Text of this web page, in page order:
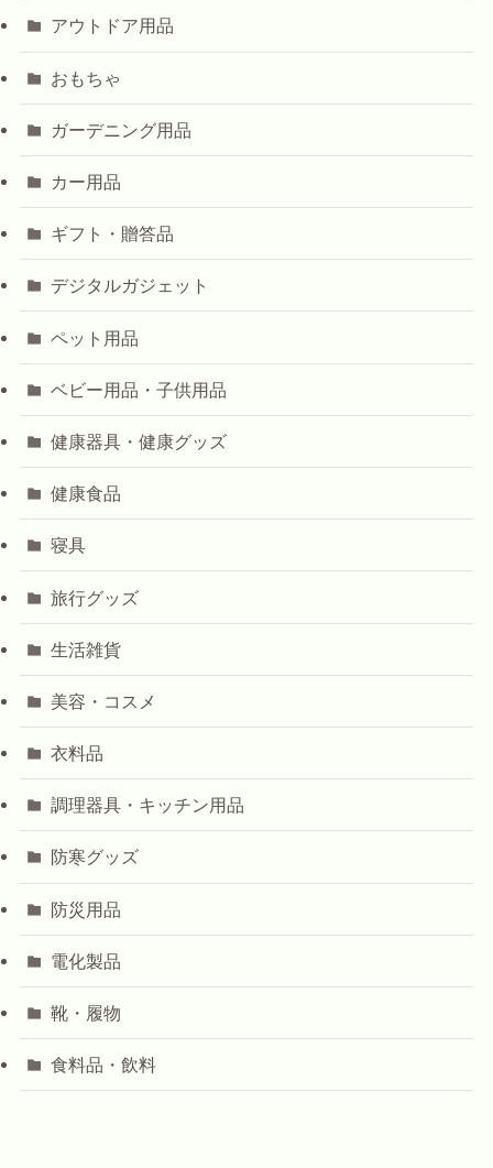
アウトドア用品
おもちゃ
ガーデニング用品
カー用品
ギフト・贈答品
デジタルガジェット
ペット用品
ベビー用品・子供用品
健康器具・健康グッズ
健康食品
寝具
旅行グッズ
生活雑貨
美容・コスメ
衣料品
調理器具・キッチン用品
防寒グッズ
防災用品
電化製品
靴・履物
食料品・飲料